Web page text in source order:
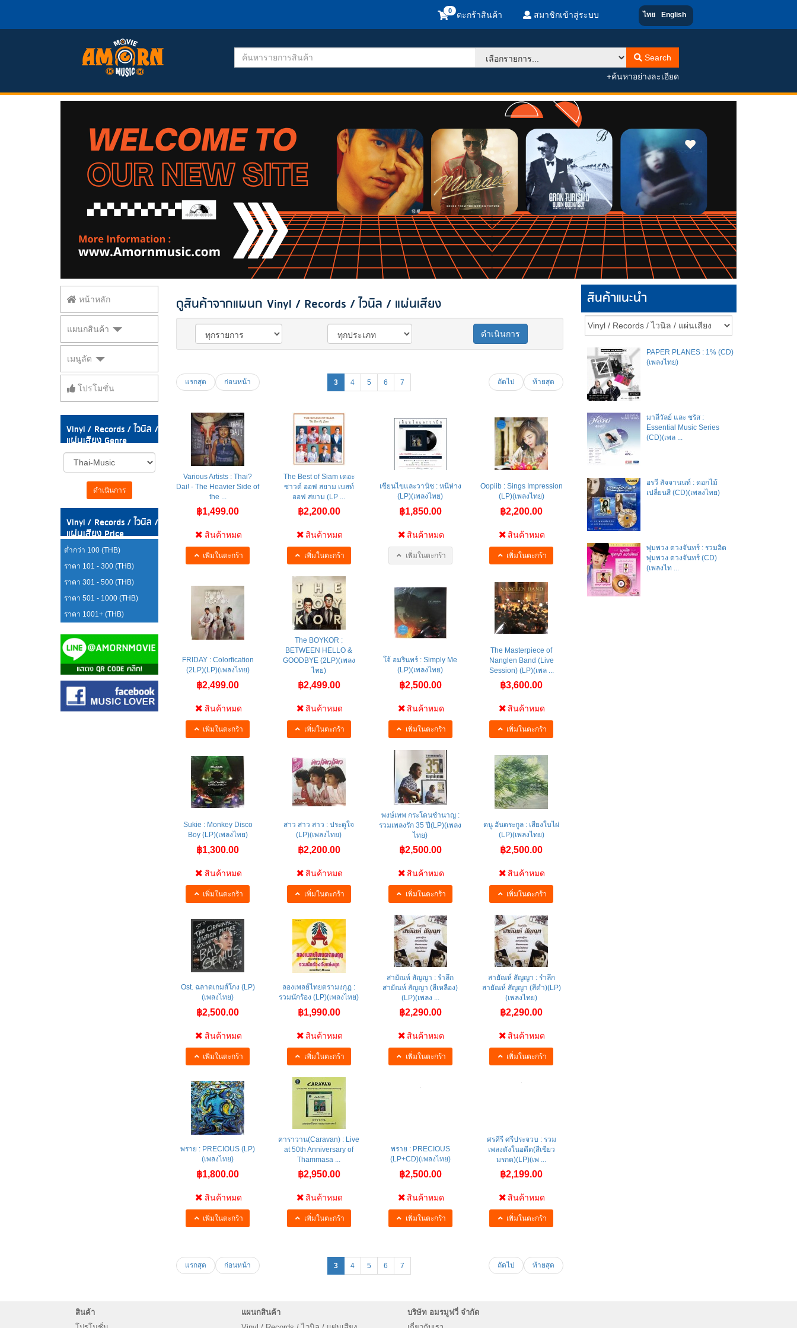
ตะกร้าสินค้า สมาชิกเข้าสู่ระบบ ไทย English
Search
+ค้นหาอย่างละเอียด
หน้าหลัก
แผนกสินค้า
เมนูลัด
โปรโมชั่น
Vinyl / Records / ไวนิล /
แผ่นเสียง Genre
ดำเนินการ
Vinyl / Records / ไวนิล /
แผ่นเสียง Price
ต่ำกว่า 100 (THB)
ราคา 101 - 300 (THB)
ราคา 301 - 500 (THB)
ราคา 501 - 1000 (THB)
ราคา 1001+ (THB)
ดูสินค้าจากแผนก Vinyl / Records / ไวนิล / แผ่นเสียง
ดำเนินการ
แรกสุด ก่อนหน้า 3 4 5 6 7 ถัดไป ท้ายสุด
Various Artists : Thai?
Dai! - The Heavier Side of
the ...
฿1,499.00
สินค้าหมด
เพิ่มในตะกร้า
The Best of Siam เดอะ
ซาวด์ ออฟ สยาม เบสท์
ออฟ สยาม (LP ...
฿2,200.00
สินค้าหมด
เพิ่มในตะกร้า
เขียนไขและวานิช : หนีห่าง
(LP)(เพลงไทย)
฿1,850.00
สินค้าหมด
เพิ่มในตะกร้า
Oopiib : Sings Impression
(LP)(เพลงไทย)
฿2,200.00
สินค้าหมด
เพิ่มในตะกร้า
FRIDAY : Colorfication
(2LP)(LP)(เพลงไทย)
฿2,499.00
สินค้าหมด
เพิ่มในตะกร้า
The BOYKOR :
BETWEEN HELLO &
GOODBYE (2LP)(เพลง
ไทย)
฿2,499.00
สินค้าหมด
เพิ่มในตะกร้า
โจ้ อมรินทร์ : Simply Me
(LP)(เพลงไทย)
฿2,500.00
สินค้าหมด
เพิ่มในตะกร้า
The Masterpiece of
Nanglen Band (Live
Session) (LP)(เพล ...
฿3,600.00
สินค้าหมด
เพิ่มในตะกร้า
Sukie : Monkey Disco
Boy (LP)(เพลงไทย)
฿1,300.00
สินค้าหมด
เพิ่มในตะกร้า
สาว สาว สาว : ประตูใจ
(LP)(เพลงไทย)
฿2,200.00
สินค้าหมด
เพิ่มในตะกร้า
พงษ์เทพ กระโดนชำนาญ :
รวมเพลงรัก 35 ปี(LP)(เพลง
ไทย)
฿2,500.00
สินค้าหมด
เพิ่มในตะกร้า
ดนู ฮันตระกูล : เสียงใบไผ่
(LP)(เพลงไทย)
฿2,500.00
สินค้าหมด
เพิ่มในตะกร้า
Ost. ฉลาดเกมส์โกง (LP)
(เพลงไทย)
฿2,500.00
สินค้าหมด
เพิ่มในตะกร้า
ลองเพลย์ไทยตรามงกุฎ :
รวมนักร้อง (LP)(เพลงไทย)
฿1,990.00
สินค้าหมด
เพิ่มในตะกร้า
สายัณห์ สัญญา : รำลึก
สายัณห์ สัญญา (สีเหลือง)
(LP)(เพลง ...
฿2,290.00
สินค้าหมด
เพิ่มในตะกร้า
สายัณห์ สัญญา : รำลึก
สายัณห์ สัญญา (สีดำ)(LP)
(เพลงไทย)
฿2,290.00
สินค้าหมด
เพิ่มในตะกร้า
พราย : PRECIOUS (LP)
(เพลงไทย)
฿1,800.00
สินค้าหมด
เพิ่มในตะกร้า
ฅาราวาน(Caravan) : Live
at 50th Anniversary of
Thammasa ...
฿2,950.00
สินค้าหมด
เพิ่มในตะกร้า
พราย : PRECIOUS
(LP+CD)(เพลงไทย)
฿2,500.00
สินค้าหมด
เพิ่มในตะกร้า
ศรคีรี ศรีประจวบ : รวม
เพลงดังในอดีต(สีเขียว
มรกต)(LP)(เพ ...
฿2,199.00
สินค้าหมด
เพิ่มในตะกร้า
แรกสุด ก่อนหน้า 3 4 5 6 7 ถัดไป ท้ายสุด
สินค้าแนะนำ
PAPER PLANES : 1% (CD)
(เพลงไทย)
มาลีวัลย์​ และ​ ชรัส​ :
Essential Music Series
(CD)(เพล ...
อรวี สัจจานนท์ : ดอกไม้
เปลี่ยนสี (CD)(เพลงไทย)
พุ่มพวง ดวงจันทร์ : รวมฮิต
พุ่มพวง ดวงจันทร์ (CD)
(เพลงไท ...
สินค้า
แผนกสินค้า
บริษัท อมรมูฟวี่ จำกัด